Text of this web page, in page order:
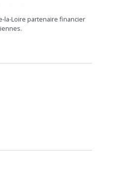
la-Loire partenaire financier